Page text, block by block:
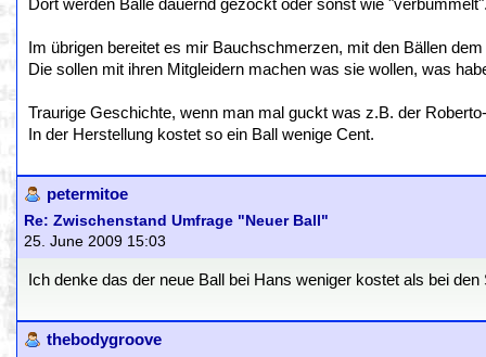
Dort werden Bälle dauernd gezockt oder sonst wie
Im übrigen bereitet es mir Bauchschmerzen, mit den Bällen
Die sollen mit ihren Mitgleidern machen was sie wollen, was
Traurige Geschichte, wenn man mal guckt was z.B. der
In der Herstellung kostet so ein Ball wenige Cent.
petermitoe
Re: Zwischenstand Umfrage "Neuer Ball"
25. June 2009 15:03
Ich denke das der neue Ball bei Hans weniger kostet als bei
thebodygroove